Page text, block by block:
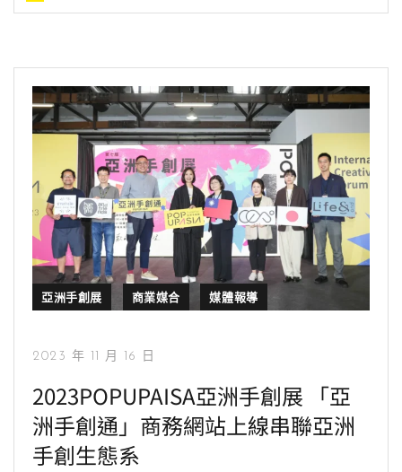
亞洲手創展 商業媒合 媒體報導
2023 年 11 月 16 日
2023POPUPAISA亞洲手創展 「亞
洲手創通」商務網站上線串聯亞洲
手創生態系